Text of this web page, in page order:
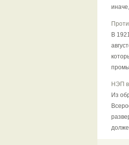
В
НЭП
Из